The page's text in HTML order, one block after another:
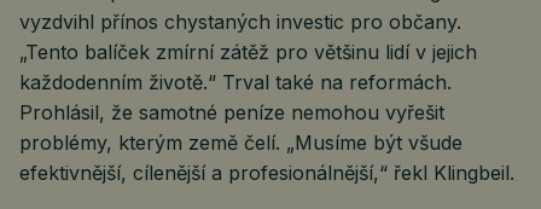
vyzdvihl přínos chystaných investic pro občany.
„Tento balíček zmírní zátěž pro většinu lidí v jejich
každodenním životě.“ Trval také na reformách.
Prohlásil, že samotné peníze nemohou vyřešit
problémy, kterým země čelí. „Musíme být všude
efektivnější, cílenější a profesionálnější,“ řekl Klingbeil.